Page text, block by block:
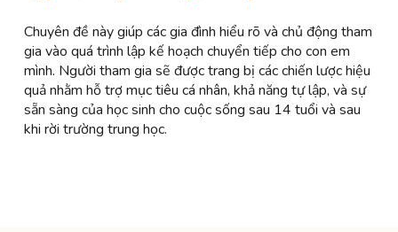
Chuyên đề này giúp các gia đình hiểu rõ và chủ động tham
gia vào quá trình lập kế hoạch chuyển tiếp cho con em
mình. Người tham gia sẽ được trang bị các chiến lược hiệu
quả nhằm hỗ trợ mục tiêu cá nhân, khả năng tự lập, và sự
sẵn sàng của học sinh cho cuộc sống sau 14 tuổi và sau
khi rời trường trung học.